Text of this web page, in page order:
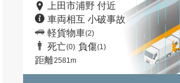
上田市浦野 付近
車両相互 小破事故
軽貨物車(2)
死亡(0) 負傷(1)
距離2581m